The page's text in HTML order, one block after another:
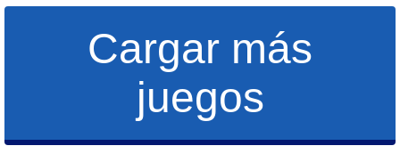
Cargar más
juegos